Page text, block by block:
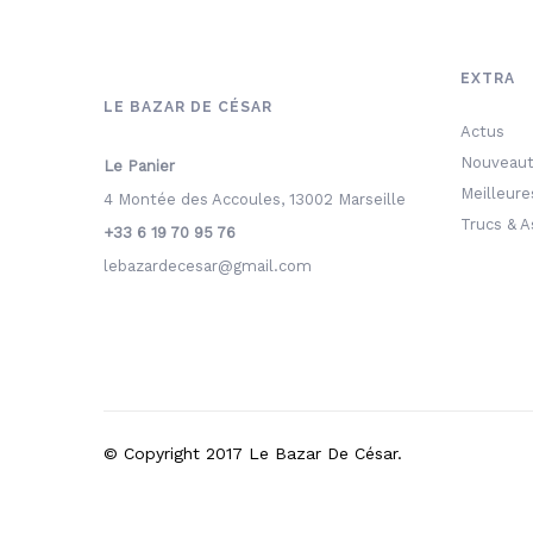
LE BAZAR DE CÉSAR
Le Panier
4 Montée des Accoules, 13002 Marseille
+33 6 19 70 95 76
lebazardecesar@gmail.com
EXTRA
Actus
Trucs &
© Copyright 2017 Le Bazar De César.